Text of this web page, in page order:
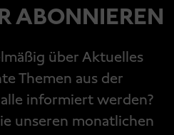
ABONNIEREN
über Aktuelles
Themen aus der
informiert werden?
unseren monatlichen